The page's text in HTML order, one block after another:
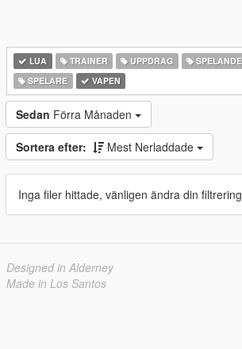
LUA TRAINER UPPDRAG SPELANDE
SPELARE
VAPEN
Sedan Förra Månaden
Sortera efter: Mest Nerladdade
Inga filer hittade, vänligen ändra din
Designed in Alderney
Made in Los Santos